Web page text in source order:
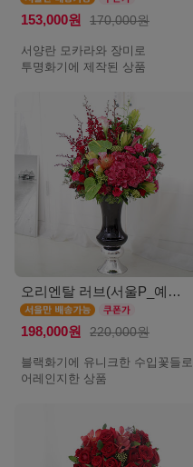
153,000원 170,000원
서양란 모카라와 장미로
투명화기에 제작된 상품
오리엔탈 러브(서울P_예약배송)
198,000원 220,000원
블랙화기에 유니크한 수입꽃들로
어레인지한 상품